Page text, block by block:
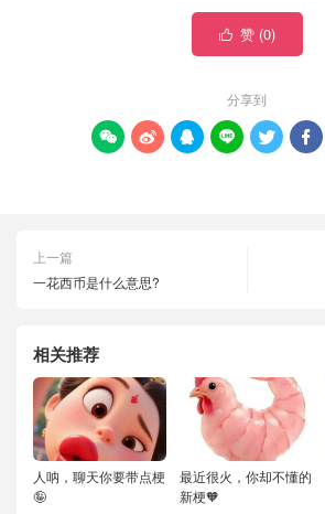
 赞 (0)
分享到
     
上一篇
一花西币是什么意思?
相关推荐
人呐，聊天你要带点梗
🤪
最近很火，你却不懂的
新梗🧡